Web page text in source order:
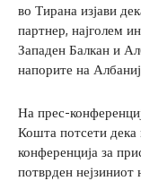
во Тирана изјави
партнер, најголем
Западен Балкан и
напорите на
На прес-
Кошта потсети дека
конференција за
потврден нејзиниот